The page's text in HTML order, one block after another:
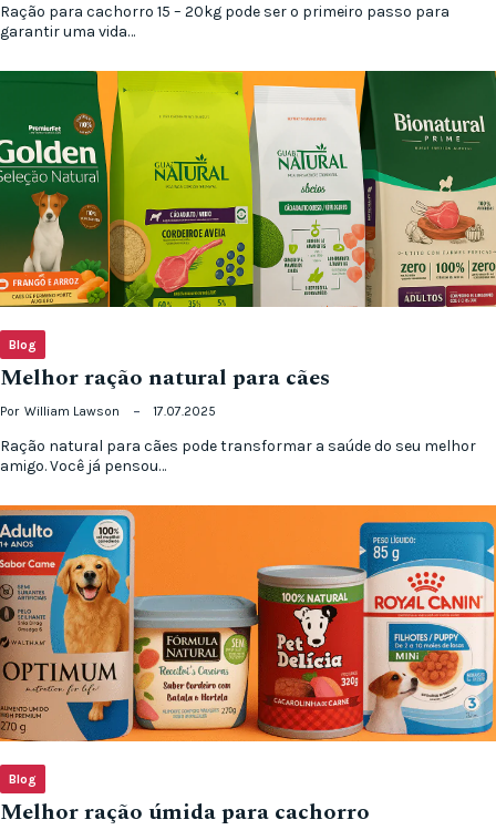
Ração para cachorro 15 – 20kg pode ser o primeiro passo para
garantir uma vida…
Blog
Melhor ração natural para cães
Por William Lawson 17.07.2025
Ração natural para cães pode transformar a saúde do seu melhor
amigo. Você já pensou…
Blog
Melhor ração úmida para cachorro